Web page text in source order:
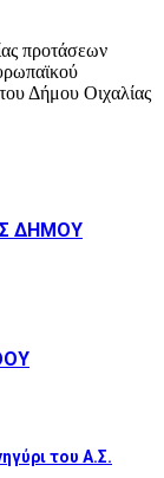
προτάσεων
Δήμου Οιχαλίας
ΔΗΜΟΥ
του Α.Σ.